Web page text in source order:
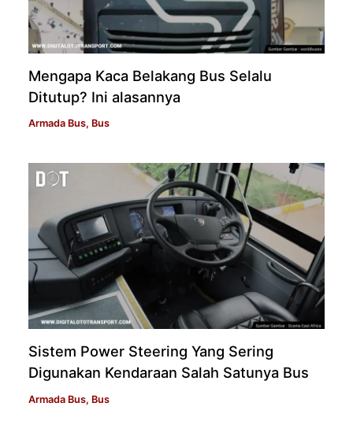
Mengapa Kaca Belakang Bus Selalu
Ditutup? Ini alasannya
Armada Bus, Bus
Sistem Power Steering Yang Sering
Digunakan Kendaraan Salah Satunya Bus
Armada Bus, Bus